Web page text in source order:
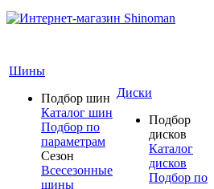
Шины
Подбор шин
Каталог шин
Подбор по
параметрам
Сезон
Всесезонные
шины
Диски
Подбор
дисков
Каталог
дисков
Подбор по